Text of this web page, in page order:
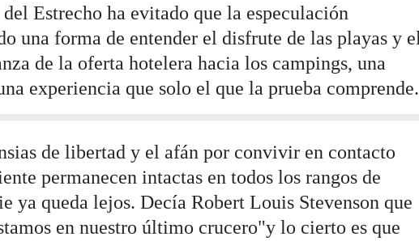
Estrecho ha evitado que la especulación
una forma de entender el disfrute de las playas y el
de la oferta hotelera hacia los campings, una
experiencia que solo el que la prueba comprende.
de libertad y el afán por convivir en contacto
permanecen intactas en todos los rangos de
ya queda lejos. Decía Robert Louis Stevenson que
en nuestro último crucero"y lo cierto es que